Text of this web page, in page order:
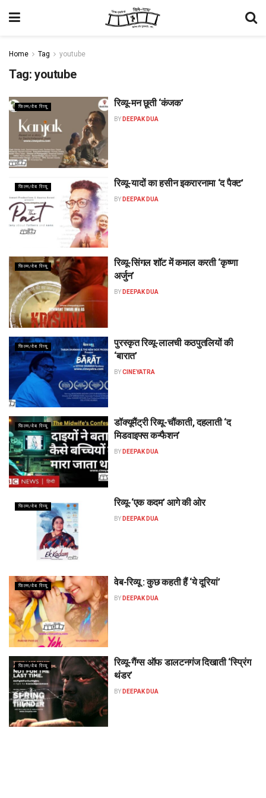
Home Tag youtube
Tag: youtube
फिल्म/वेब रिव्यू रिव्यू-मन छूती ‘कंजक’
BY DEEPAK DUA
फिल्म/वेब रिव्यू रिव्यू-यादों का हसीन इकरारनामा ‘द पैक्ट’
BY DEEPAK DUA
फिल्म/वेब रिव्यू
रिव्यू-सिंगल शॉट में कमाल करती ‘कृष्णा
अर्जुन’
BY DEEPAK DUA
फिल्म/वेब रिव्यू
पुरस्कृत रिव्यू-लालची कठपुतलियों की
‘बारात’
BYCINEYATRA
फिल्म/वेब रिव्यू
डॉक्यूमैंट्री रिव्यू-चौंकाती, दहलाती ‘द
मिडवाइफ्स कन्फैशन’
BY DEEPAK DUA
फिल्म/वेब रिव्यू रिव्यू-‘एक कदम’ आगे की ओर
BY DEEPAK DUA
फिल्म/वेब रिव्यू वेब-रिव्यू : कुछ कहती हैं ‘ये दूरियां’
BY DEEPAK DUA
फिल्म/वेब रिव्यू
रिव्यू-गैंग्स ऑफ डालटनगंज दिखाती ‘स्प्रिंग
थंडर’
BY DEEPAK DUA